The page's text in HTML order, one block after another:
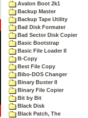
Avalon Boot 2k1
Backup Master
Backup Tape Utility
Bad Disk Formater
Bad Sector Disk Copier
Basic Bootstrap
Basic File Loader II
B-Copy
Best File Copy
Bibo-DOS Changer
Binary Buster II
Binary File Copier
Bit by Bit
Black Disk
Black Patch, The